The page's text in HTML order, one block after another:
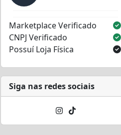
Marketplace Verificado
CNPJ Verificado
Possuí Loja Física
Siga nas redes sociais